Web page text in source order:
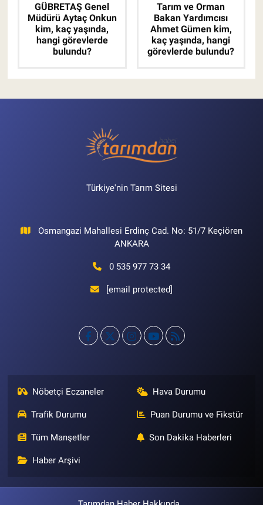
GÜBRETAŞ Genel
Müdürü Aytaç Onkun
kim, kaç yaşında,
hangi görevlerde
bulundu?
Tarım ve Orman
Bakan Yardımcısı
Ahmet Gümen kim,
kaç yaşında, hangi
görevlerde bulundu?
Türkiye'nin Tarım Sitesi
Osmangazi Mahallesi Erdinç Cad. No: 51/7 Keçiören
ANKARA
0 535 977 73 34
[email protected]
Nöbetçi Eczaneler Hava Durumu
Trafik Durumu Puan Durumu ve Fikstür
Tüm Manşetler Son Dakika Haberleri
Haber Arşivi